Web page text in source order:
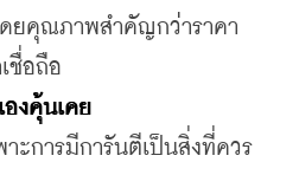
ดยคุณภาพสำคัญกว่าราคา
ชื่อถือ
งคุ้นเคย
าะการมีการันตีเป็นสิ่งที่ควร